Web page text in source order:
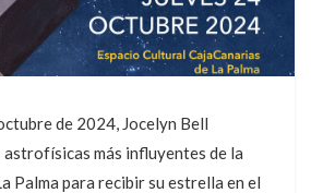
de 2024, Jocelyn Bell
astrofísicas más influyentes de la
Palma para recibir su estrella en el